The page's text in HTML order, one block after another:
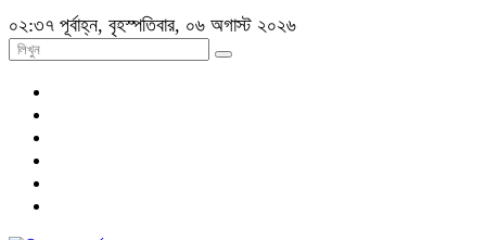
০২:৩৭ পূর্বাহ্ন, বৃহস্পতিবার, ০৬ অগাস্ট ২০২৬